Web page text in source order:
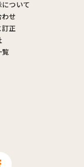
ついて
せ
訂正
覧